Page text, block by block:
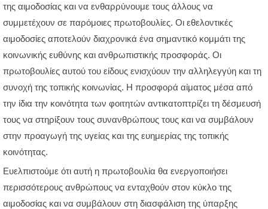
της αιμοδοσίας και να ενθαρρύνουμε τους άλλους να
συμμετέχουν σε παρόμοιες πρωτοβουλίες. Οι εθελοντικές
αιμοδοσίες αποτελούν διαχρονικά ένα σημαντικό κομμάτι της
κοινωνικής ευθύνης και ανθρωπιστικής προσφοράς. Οι
πρωτοβουλίες αυτού του είδους ενισχύουν την αλληλεγγύη και τη
συνοχή της τοπικής κοινωνίας. Η προσφορά αίματος μέσα από
την ίδια την κοινότητα των φοιτητών αντικατοπτρίζει τη δέσμευσή
τους να στηρίξουν τους συνανθρώπους τους και να συμβάλουν
στην προαγωγή της υγείας και της ευημερίας της τοπικής
κοινότητας.
Ευελπιστούμε ότι αυτή η πρωτοβουλία θα ενεργοποιήσει
περισσότερους ανθρώπους να ενταχθούν στον κύκλο της
αιμοδοσίας και να συμβάλουν στη διασφάλιση της ύπαρξης